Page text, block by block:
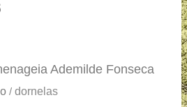
e
Ademilde Fonseca
/dornelas